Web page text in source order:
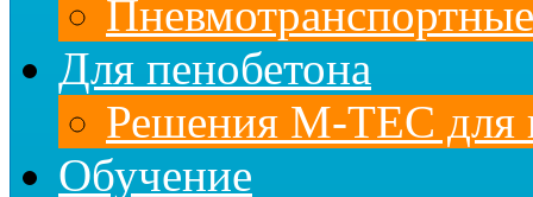
Для пенобетона
Решения M-TEC для
Обучение